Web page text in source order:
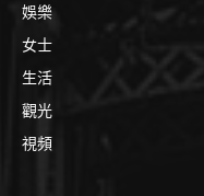
娛樂
女士
生活
觀光
視頻